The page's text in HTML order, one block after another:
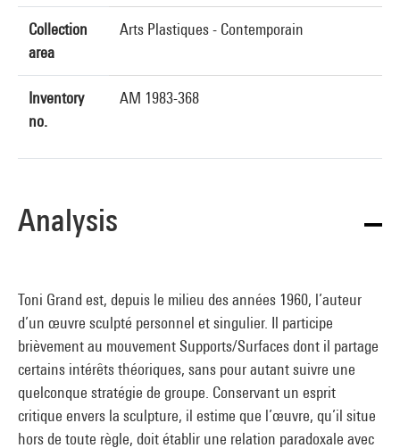
Collection
area
Arts Plastiques - Contemporain
Inventory
no.
AM 1983-368
Analysis
Toni Grand est, depuis le milieu des années 1960, l’auteur
d’un œuvre sculpté personnel et singulier. Il participe
brièvement au mouvement Supports/Surfaces dont il partage
certains intérêts théoriques, sans pour autant suivre une
quelconque stratégie de groupe. Conservant un esprit
critique envers la sculpture, il estime que l’œuvre, qu’il situe
hors de toute règle, doit établir une relation paradoxale avec